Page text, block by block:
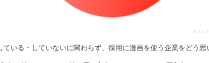
※15-
ている・していないに関わらず、採用に漫画を使う企業をどう思